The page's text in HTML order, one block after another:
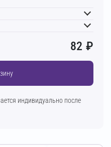
82 ₽
индивидуально после